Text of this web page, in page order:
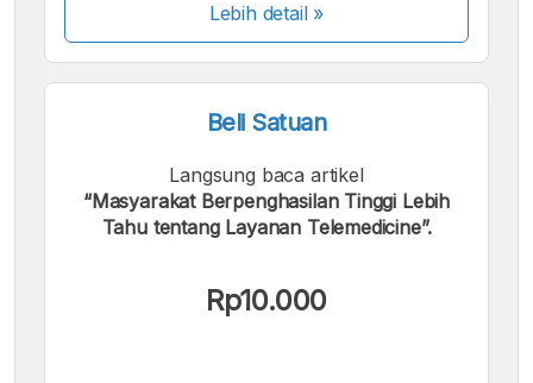
Lebih detail »
Beli Satuan
Langsung baca artikel
“Masyarakat Berpenghasilan Tinggi Lebih
Tahu tentang Layanan Telemedicine”.
Rp10.000